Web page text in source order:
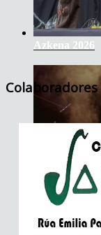
Azkena 2026
Colaboradores